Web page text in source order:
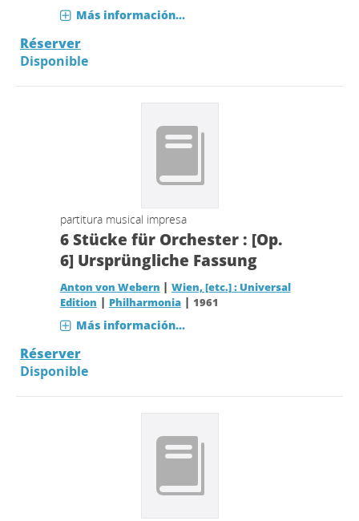
Más información...
Réserver
Disponible
partitura musical impresa
6 Stücke für Orchester : [Op.
6] Ursprüngliche Fassung
Anton von Webern | Wien, [etc.] : Universal
Edition | Philharmonia| 1961
Más información...
Réserver
Disponible